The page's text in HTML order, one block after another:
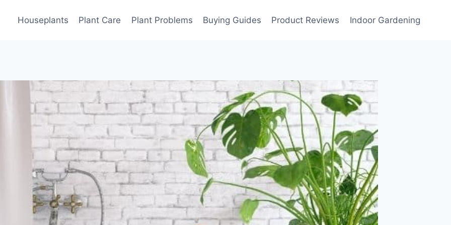
Houseplants Plant Care Plant Problems Buying Guides Product Reviews Indoor Gardening